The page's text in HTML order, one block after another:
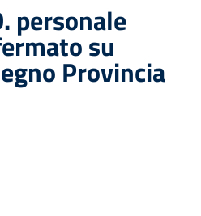
personale
su
Provincia